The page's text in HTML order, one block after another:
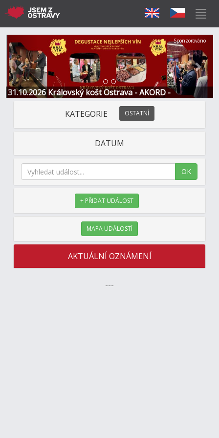
31.10.2026 Královský košt Ostrava - AKORD -
Restaurace a Hotel
Předchozí Další
Sponzorováno
KATEGORIE OSTATNÍ
DATUM
OK
+ PŘIDAT UDÁLOST
MAPA UDÁLOSTÍ
AKTUÁLNÍ OZNÁMENÍ
---